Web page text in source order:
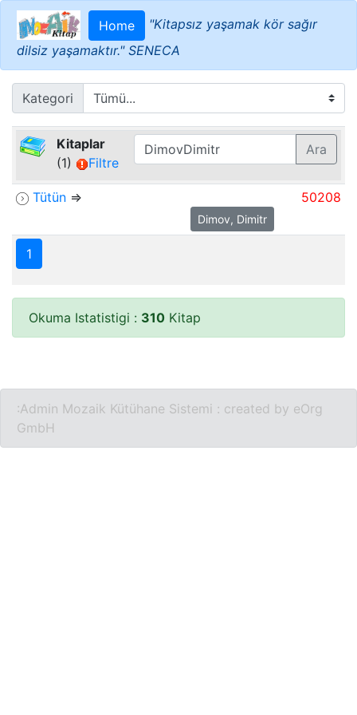
Home
"Kitapsız yaşamak kör sağır
dilsiz yaşamaktır." SENECA
Kategori
Kitaplar
(1)
Filtre
Ara
Tütün⇒
Dimov, Dimitr
50208
1
Okuma Istatistigi : 310 Kitap
:Admin Mozaik Kütühane Sistemi : created by eOrg
GmbH